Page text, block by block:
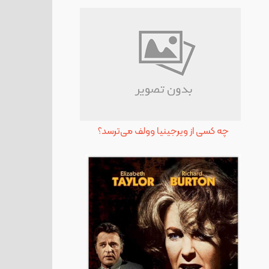
چه کسی از ویرجینیا وولف می‌ترسد؟